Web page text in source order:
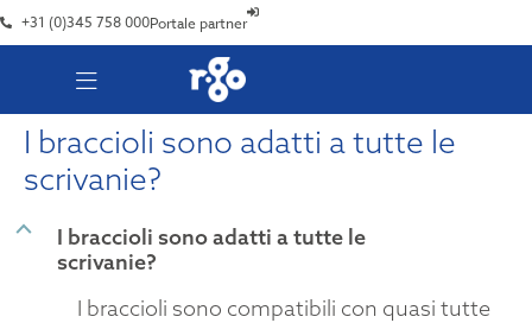
+31 (0)345 758 000Portale partner
I braccioli sono adatti a tutte le
scrivanie?
B
I braccioli sono adatti a tutte le
scrivanie?
I braccioli sono compatibili con quasi tutte